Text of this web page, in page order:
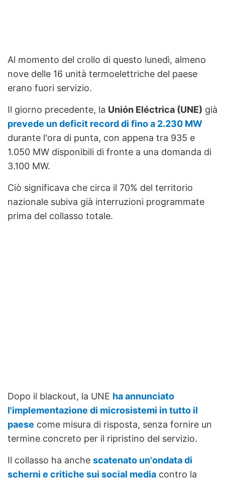
Al momento del crollo di questo lunedì, almeno
nove delle 16 unità termoelettriche del paese
erano fuori servizio.
Il giorno precedente, la Unión Eléctrica (UNE) già
prevede un deficit record di fino a 2.230 MW
durante l'ora di punta, con appena tra 935 e
1.050 MW disponibili di fronte a una domanda di
3.100 MW.
Ciò significava che circa il 70% del territorio
nazionale subiva già interruzioni programmate
prima del collasso totale.
Dopo il blackout, la UNE ha annunciato
l'implementazione di microsistemi in tutto il
paese come misura di risposta, senza fornire un
termine concreto per il ripristino del servizio.
Il collasso ha anche scatenato un'ondata di
scherni e critiche sui social media contro la